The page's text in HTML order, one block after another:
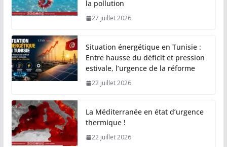
la pollution
27 juillet 2026
Situation énergétique en Tunisie :
Entre hausse du déficit et pression
estivale, l’urgence de la réforme
22 juillet 2026
La Méditerranée en état d’urgence
thermique !
22 juillet 2026